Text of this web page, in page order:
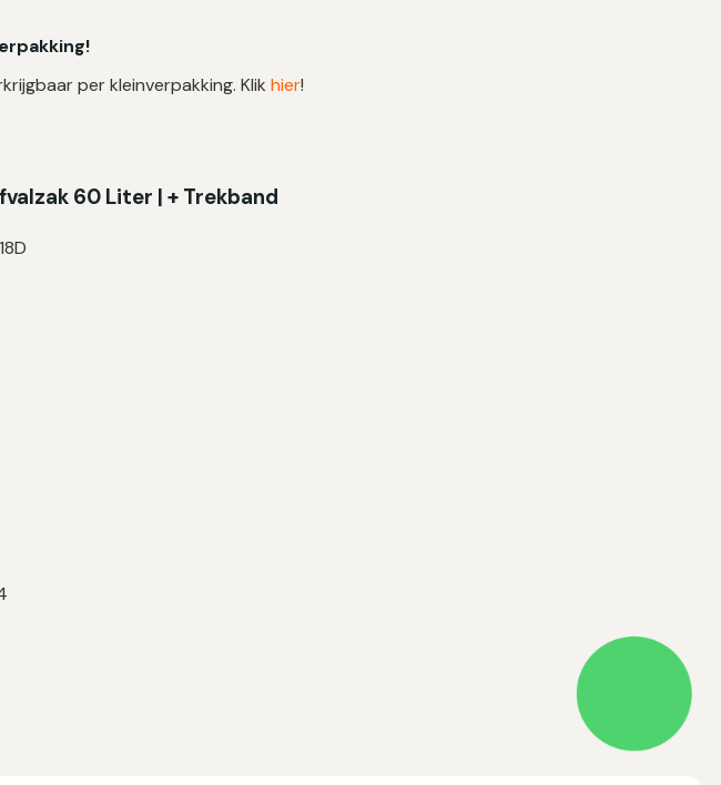
per kleinverpakking. Klikhier!
60 Liter | + Trekband